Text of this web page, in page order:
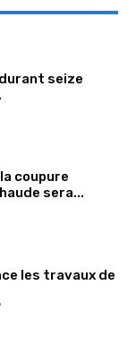
seize
coupure
sera...
les travaux de